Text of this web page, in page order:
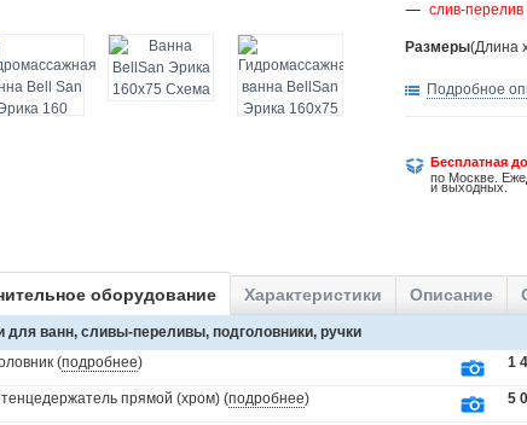
слив-перелив
Размеры(Длина
Подробное
Бесплатная
по Москве.
и выходных.
оборудование Характеристики Описание
для ванн, сливы-переливы, подголовники, ручки
(подробнее) 1
прямой (хром) (подробнее) 5